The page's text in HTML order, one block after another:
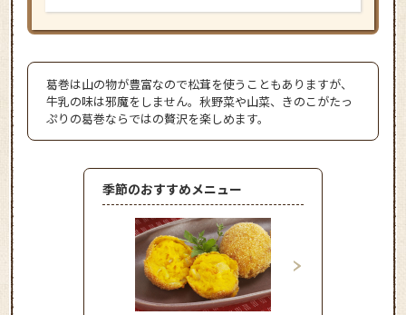
葛巻は山の物が豊富なので松茸を使うこともありますが、
牛乳の味は邪魔をしません。秋野菜や山菜、きのこがたっ
ぷりの葛巻ならではの贅沢を楽しめます。
季節のおすすめメニュー